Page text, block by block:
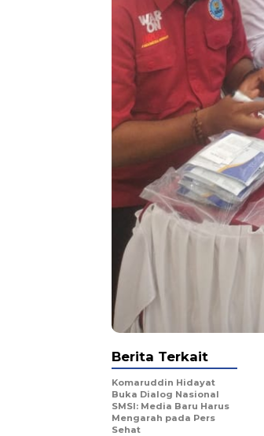
Berita Terkait
Komaruddin Hidayat
Buka Dialog Nasional
SMSI: Media Baru Harus
Mengarah pada Pers
Sehat